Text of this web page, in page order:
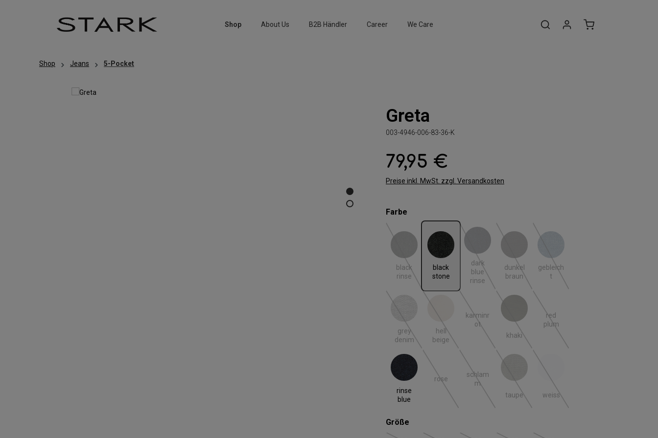
Shop
About Us B2B Händler Career We Care
Shop Jeans 5-Pocket
Greta
003-4946-006-83-36-K
Regulärer Preis:
79,95 €
Preise inkl. MwSt. zzgl. Versandkosten
Farbe
black
rinse
black rinse
(Diese Option ist zurzeit nicht verfügbar.)
black
stone
black stone
dark
blue
rinse
dark blue rinse
(Diese Option ist zurzeit nicht verfügbar.)
dunkel
braun
dunkel braun
(Diese Option ist zurzeit nicht verfügbar.)
gebleich
t
gebleicht
(Diese Option ist zurzeit nicht
grey
denim
grey denim
(Diese Option ist zurzeit nicht verfügbar.)
hell
beige
hell beige
(Diese Option ist zurzeit nicht verfügbar.)
karminr
ot(Diese Option ist zurzeit nicht verfügbar.)
khaki
khaki
(Diese Option ist zurzeit nicht verfügbar.)
red
plum(Diese Option ist zurzeit nicht
rinse
blue
rinse blue rose(Diese Option ist zurzeit nicht verfügbar.)
schlam
m(Diese Option ist zurzeit nicht verfügbar.)
taupe
taupe
(Diese Option ist zurzeit nicht verfügbar.)
weiss
weiss
(Diese Option ist zurzeit nicht
Größe